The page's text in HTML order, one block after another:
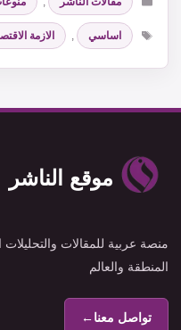
الوسوم
اساسي , الازمة
موقع الناشر
منصة عربية للمقالات
المنطقة والعالم
تواصل معنا←